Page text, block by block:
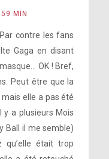
MIN
contre les fans
Gaga en disant
OK ! Bref,
Peut être que la
elle a pas été
y a plusieurs Mois
Ball il me semble)
était trop